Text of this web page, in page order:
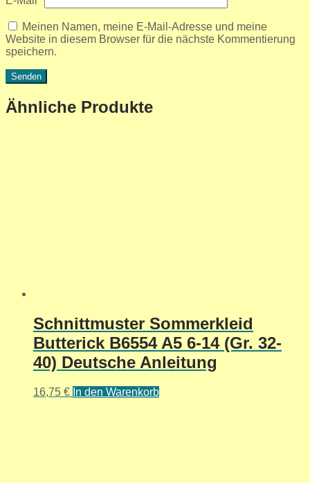
Meinen Namen, meine E-Mail-Adresse und meine
Website in diesem Browser für die nächste Kommentierung
speichern.
Ähnliche Produkte
Schnittmuster Sommerkleid
Butterick B6554 A5 6-14 (Gr. 32-
40) Deutsche Anleitung
16,75 € In den Warenkorb